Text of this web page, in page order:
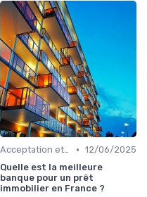
Acceptation et finalisation • 12/06/2025
Quelle est la meilleure
banque pour un prêt
immobilier en France ?